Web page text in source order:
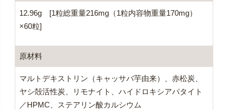
12.96g [1粒総重量216mg（1粒内容物重量170mg）
×60粒]
原材料
マルトデキストリン（キャッサバ芋由来）、赤松炭、
ヤシ殻活性炭、リモナイト、ハイドロキシアパタイト
／HPMC、ステアリン酸カルシウム